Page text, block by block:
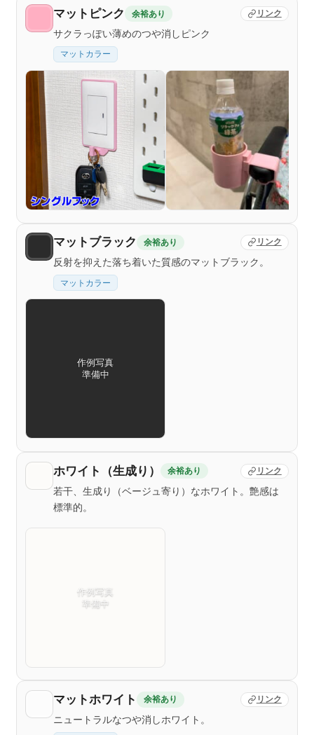
マットピンク 余裕あり リンク
サクラっぽい薄めのつや消しピンク
マットカラー
マットブラック 余裕あり リンク
反射を抑えた落ち着いた質感のマットブラック。
マットカラー
作例写真
準備中
ホワイト（生成り） 余裕あり リンク
若干、生成り（ベージュ寄り）なホワイト。艶感は
標準的。
作例写真
準備中
マットホワイト 余裕あり リンク
ニュートラルなつや消しホワイト。